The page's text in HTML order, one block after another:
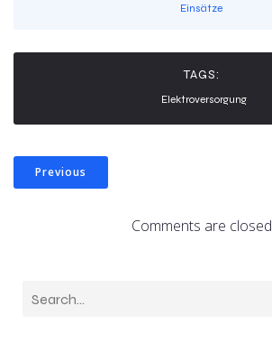
Einsätze
TAGS:
Elektroversorgung
Previous
Comments are closed